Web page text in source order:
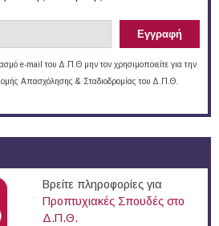
e-mail του Δ.Π.Θ μην τον χρησιμοποιείτε για την
Απασχόλησης & Σταδιοδρομίας του Δ.Π.Θ.
Βρείτε πληροφορίες για
Προπτυχιακές Σπουδές στο
Δ.Π.Θ.